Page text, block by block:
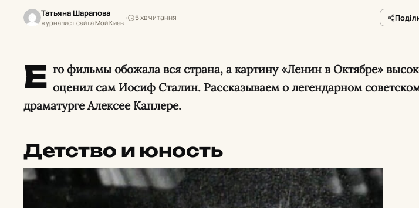
Татьяна Шарапова
журналист сайта Мой Киев.
5 хв читання
Е го фильмы обожала вся страна, а картину «Ленин в Октябре»
оценил сам Иосиф Сталин. Рассказываем о легендарном
драматурге Алексее Каплере.
Детство и юность